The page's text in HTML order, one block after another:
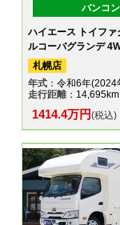
バンコン
ハイエース トイファ
ルコーバグランデ
札幌店
年式 ：令和6年(2024
走行距離：14,695km
1414.4万円(税込)